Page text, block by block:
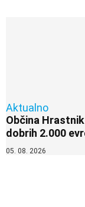
Aktualno
Občina
dobrih 2.000
05. 08. 2026